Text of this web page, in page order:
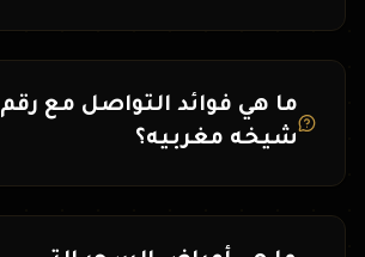
ما هي فوائد التواصل مع رقم
شيخه مغربيه؟